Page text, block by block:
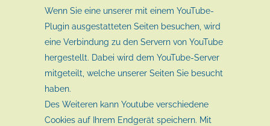
Wenn Sie eine unserer mit einem YouTube-
Plugin ausgestatteten Seiten besuchen, wird
eine Verbindung zu den Servern von YouTube
hergestellt. Dabei wird dem YouTube-Server
mitgeteilt, welche unserer Seiten Sie besucht
haben.
Des Weiteren kann Youtube verschiedene
Cookies auf Ihrem Endgerät speichern. Mit